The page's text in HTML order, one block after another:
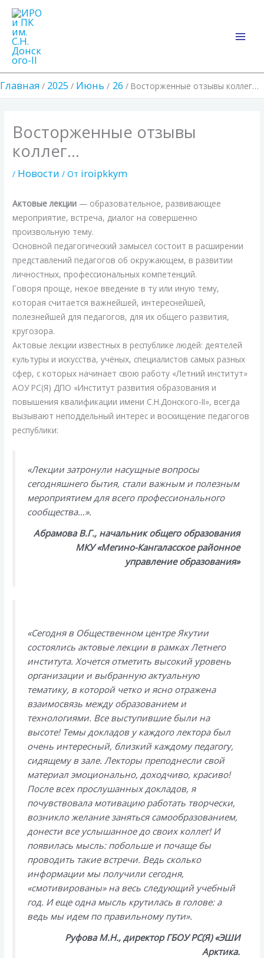
Перейти
содержимому
Главная 2025 Июнь 26 Восторженные отзывы коллег…
Восторженные отзывы
коллег…
/ Новости / От iroipkkym
Актовые лекции — образовательное, развивающее
мероприятие, встреча, диалог на совершенно
произвольную тему.
Основной педагогический замысел состоит в расширении
представлений педагогов об окружающем, в развитии
личностных, профессиональных компетенций.
Говоря проще, некое введение в ту или иную тему,
которая считается важнейшей, интереснейшей,
полезнейшей для педагогов, для их общего развития,
кругозора.
Актовые лекции известных в республике людей: деятелей
культуры и искусства, учёных, специалистов самых разных
сфер, с которых начинает свою работу «Летний институт»
АОУ РС(Я) ДПО «Институт развития образования и
повышения квалификации имени С.Н.Донского-II», всегда
вызывают неподдельный интерес и восхищение педагогов
республики:
«Лекции затронули насущные вопросы
сегодняшнего бытия, стали важным и полезным
мероприятием для всего профессионального
сообщества…».
Абрамова В.Г., начальник общего образования
МКУ «Мегино-Кангаласское районное
управление образования»
«Сегодня в Общественном центре Якутии
состоялись актовые лекции в рамках Летнего
института. Хочется отметить высокий уровень
организации и выбранную актуальную
тематику, в которой четко и ясно отражена
взаимосвязь между образованием и
технологиями. Все выступившие были на
высоте! Темы докладов у каждого лектора был
очень интересный, близкий каждому педагогу,
сидящему в зале. Лекторы преподнесли свой
материал эмоционально, доходчиво, красиво!
После всех прослушанных докладов, я
почувствовала мотивацию работать творчески,
возникло желание заняться самообразованием,
донести все услышанное до своих коллег! И
появилась мысль: побольше и почаще бы
проводить такие встречи. Ведь сколько
информации мы получили сегодня,
«смотивированы» на весь следующий учебный
год. И еще одна мысль крутилась в голове: а
ведь мы идем по правильному пути».
Руфова М.Н., директор ГБОУ РС(Я) «ЭШИ
Арктика.